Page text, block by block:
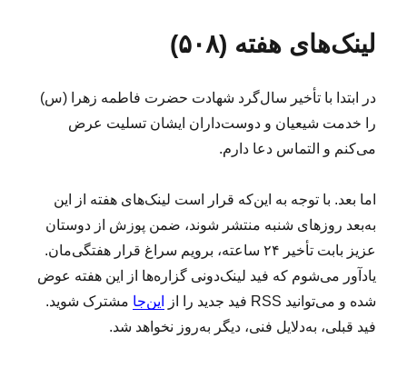
ر
ا
ف
ت
ب
ب
لینک‌های هفته (۵۰۸)
در ابتدا با تأخیر سال‌گرد شهادت حضرت فاطمه زهرا (س)
را خدمت شیعیان و دوست‌داران ایشان تسلیت عرض
می‌کنم و التماس دعا دارم.
اما بعد. با توجه به این‌که قرار است لینک‌های هفته از این
به‌بعد روزهای شنبه منتشر ‌شوند، ضمن پوزش از دوستان
عزیز بابت تأخیر ۲۴ ساعته، برویم سراغ قرار هفتگی‌مان.
یادآور می‌شوم که فید لینک‌دونی گزاره‌ها از این هفته عوض
شده و می‌توانید RSS فید جدید را از
این‌جا مشترک شوید.
فید قبلی، به‌دلایل فنی، دیگر به‌روز نخواهد شد.